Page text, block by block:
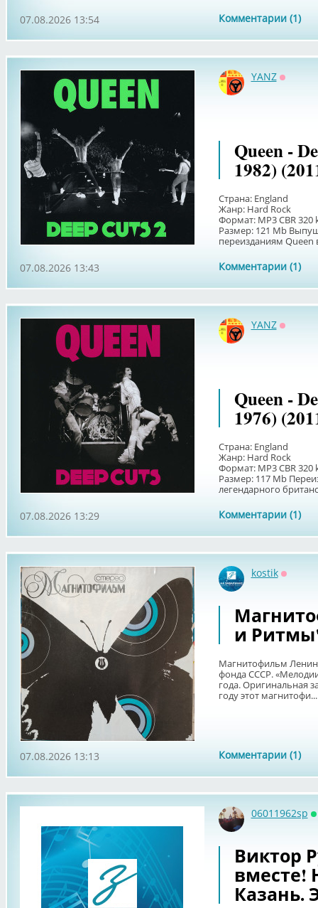
Комментарии (1)
07.08.2026 13:54
YANZ
Queen -
1982)
Страна: England
Жанр: Hard Rock
Формат: MP3 CBR 320
Размер: 121 Мb
переизданиям Queen
Комментарии (1)
07.08.2026 13:43
YANZ
Queen -
1976)
Страна: England
Жанр: Hard Rock
Формат: MP3 CBR 320
Размер: 117 Мb
легендарного
Комментарии (1)
07.08.2026 13:29
kostik
и
Магнитофильм
фонда СССР.
года. Оригинальная
году этот магнитофи...
Комментарии (1)
07.08.2026 13:13
06011962sp
Виктор
вместе!
Казань.